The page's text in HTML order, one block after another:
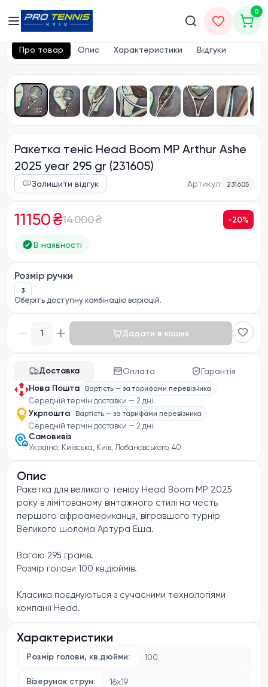
0
Головна Ракетки теніс
Про товар Опис Характеристики Відгуки
Ракетка теніс Head Boom MP Arthur Ashe
2025 year 295 gr (231605)
Залишити відгук Артикул: 231605
11150 ₴14000 ₴
В наявності
-20%
Розмір ручки
3
Оберіть доступну комбінацію варіацій.
1 Додати в кошик
Доставка Оплата Гарантія
Нова Пошта Вартість — за тарифами перевізника
Середній термін доставки — 2 дні
Укрпошта Вартість — за тарифами перевізника
Середній термін доставки — 2 дні
Самовивіз
Україна, Київська, Київ, Лобановського, 40
Опис
Ракетка для великого тенісу Head Boom MP 2025
року в лімітованому вінтажного стилі на честь
першого афроамериканця, вігравшого турнір
Великого шолома Артура Еша.
Вагою 295 грамів.
Розмір голови 100 кв.дюймів.
Класика поєднуються з сучасними технологіями
компанії Head.
Відчуття м'яча, потужність та комфорт в однієї
моделі.
Характеристики
Розмір голови, кв.дюйми: 100
Візерунок струн: 16x19